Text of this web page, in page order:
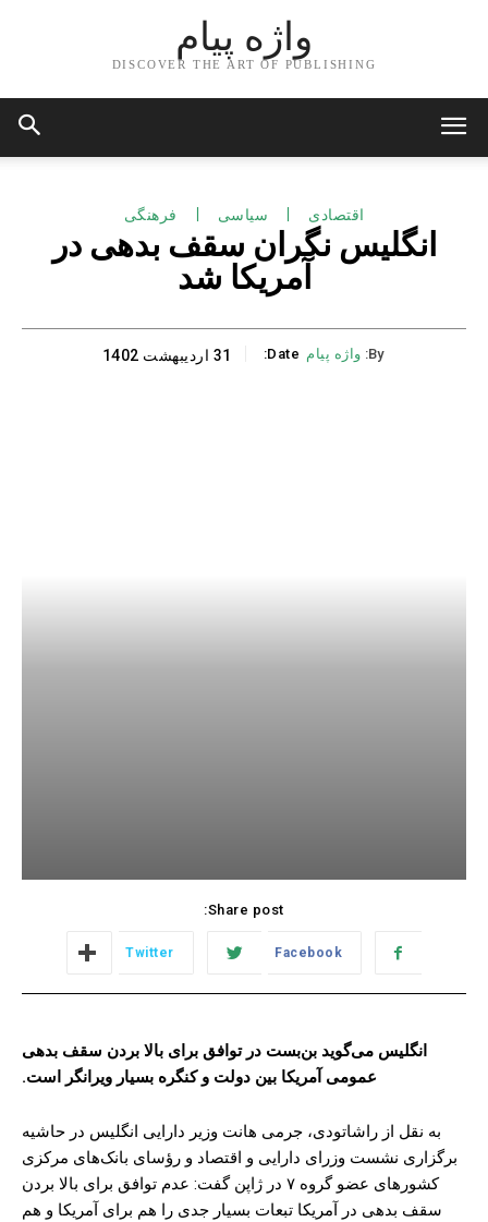
واژه پیام
DISCOVER THE ART OF PUBLISHING
اقتصادی سیاسی فرهنگی
انگلیس نگران سقف بدهی در
آمریکا شد
By: واژه پیام Date: 31 اردیبهشت 1402
Share post:
Facebook
Twitter
انگلیس می‌گوید بن‌بست در توافق برای بالا بردن سقف بدهی
عمومی آمریکا بین دولت و کنگره بسیار ویرانگر است.
به نقل از راشاتودی، جرمی هانت وزیر دارایی انگلیس در حاشیه
برگزاری نشست وزرای دارایی و اقتصاد و رؤسای بانک‌های مرکزی
کشورهای عضو گروه ۷ در ژاپن گفت: عدم توافق برای بالا بردن
سقف بدهی در آمریکا تبعات بسیار جدی را هم برای آمریکا و هم